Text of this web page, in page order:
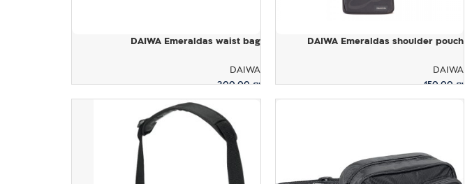
DAIWA Emeraldas shoulder pouch
DAIWA
150.00₪
DAIWA Emeraldas waist bag
DAIWA
300.00₪